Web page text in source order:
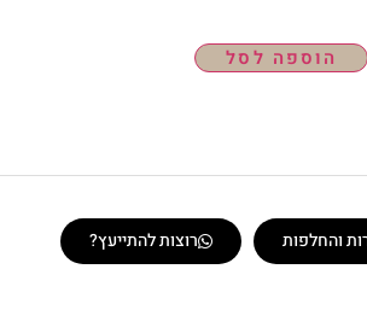
הוספה לסל
והחלפות רוצות להתייעץ?